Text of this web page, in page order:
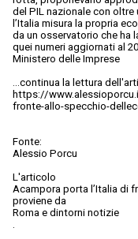
del PIL nazionale con
l’Italia misura la propria
da un osservatorio che ha
quei numeri aggiornati al
Ministero delle Imprese
...continua la lettura
https://
fronte-allo-specchio-
Fonte:
Alessio Porcu
L'articolo
Acampora porta l’Italia di
proviene da
Roma e dintorni notizie
.